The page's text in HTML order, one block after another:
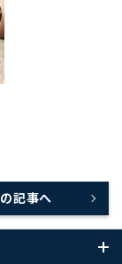
記事へ